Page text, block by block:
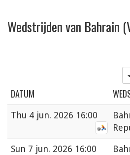
Wedstrijden van Bahrain
DATUM
Thu 4 jun. 2026 16:00
Sun 7 jun. 2026 16:00